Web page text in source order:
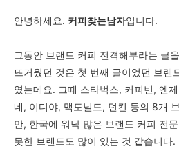
안녕하세요. 커피찾는남자입니다.
그동안 브랜드 커피 전격해부라는 글
뜨거웠던 것은 첫 번째 글이었던 브랜
였는데요. 그때 스타벅스, 커피빈, 엔
네, 이디야, 맥도널드, 던킨 등의 8개
만, 한국에 워낙 많은 브랜드 커피 전
못한 브랜드도 많이 있는 것 같습니다